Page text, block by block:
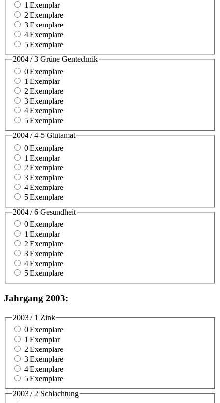
1 Exemplar
2 Exemplare
3 Exemplare
4 Exemplare
5 Exemplare
2004 / 3 Grüne Gentechnik
0 Exemplare
1 Exemplar
2 Exemplare
3 Exemplare
4 Exemplare
5 Exemplare
2004 / 4-5 Glutamat
0 Exemplare
1 Exemplar
2 Exemplare
3 Exemplare
4 Exemplare
5 Exemplare
2004 / 6 Gesundheit
0 Exemplare
1 Exemplar
2 Exemplare
3 Exemplare
4 Exemplare
5 Exemplare
Jahrgang 2003:
2003 / 1 Zink
0 Exemplare
1 Exemplar
2 Exemplare
3 Exemplare
4 Exemplare
5 Exemplare
2003 / 2 Schlachtung